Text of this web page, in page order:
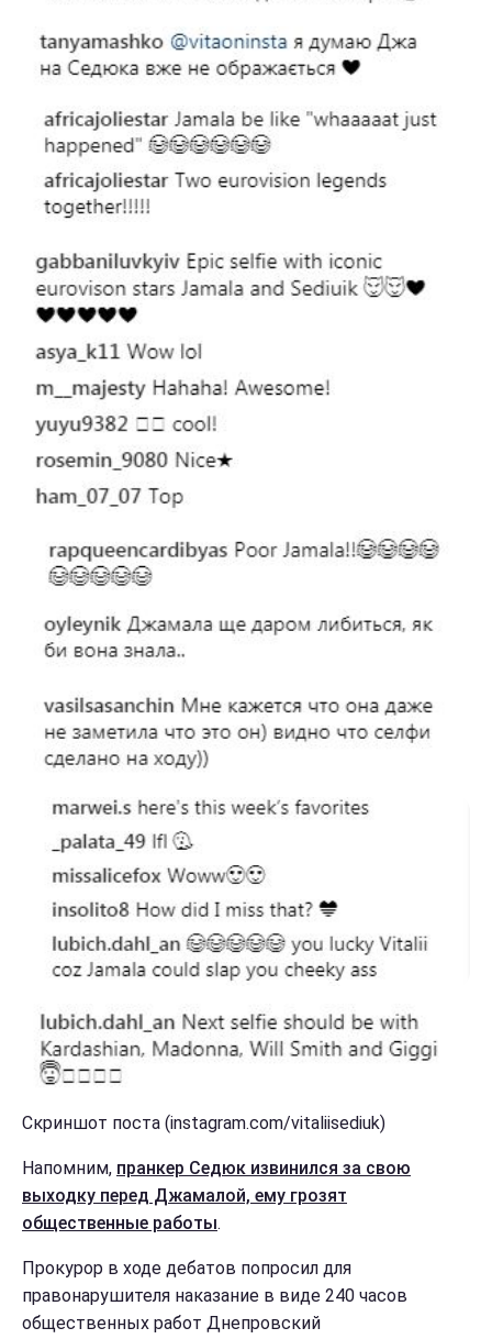
Скриншот поста (instagram.com/vitaliisediuk)
Напомним, пранкер Седюк извинился за свою
выходку перед Джамалой, ему грозят
общественные работы.
Прокурор в ходе дебатов попросил для
правонарушителя наказание в виде 240 часов
общественных работ Днепровский